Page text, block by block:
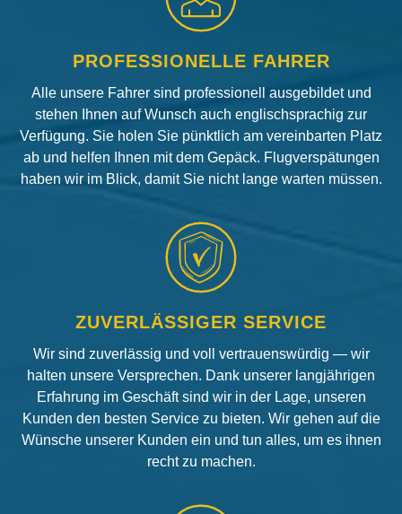
PROFESSIONELLE FAHRER
Alle unsere Fahrer sind professionell ausgebildet und
stehen Ihnen auf Wunsch auch englischsprachig zur
Verfügung. Sie holen Sie pünktlich am vereinbarten Platz
ab und helfen Ihnen mit dem Gepäck. Flugverspätungen
haben wir im Blick, damit Sie nicht lange warten müssen.
ZUVERLÄSSIGER SERVICE
Wir sind zuverlässig und voll vertrauenswürdig — wir
halten unsere Versprechen. Dank unserer langjährigen
Erfahrung im Geschäft sind wir in der Lage, unseren
Kunden den besten Service zu bieten. Wir gehen auf die
Wünsche unserer Kunden ein und tun alles, um es ihnen
recht zu machen.